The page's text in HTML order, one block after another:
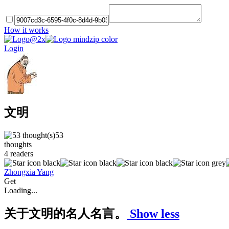
How it works
Login
文明
53
thoughts
4 readers
Zhongxia Yang
Get
Loading...
关于文明的名人名言。 Show less